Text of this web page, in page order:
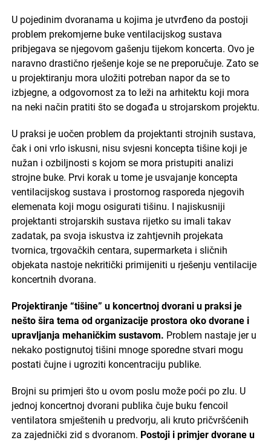
U pojedinim dvoranama u kojima je utvrđeno da postoji
problem prekomjerne buke ventilacijskog sustava
pribjegava se njegovom gašenju tijekom koncerta. Ovo je
naravno drastično rješenje koje se ne preporučuje. Zato se
u projektiranju mora uložiti potreban napor da se to
izbjegne, a odgovornost za to leži na arhitektu koji mora
na neki način pratiti što se događa u strojarskom projektu.
U praksi je uočen problem da projektanti strojnih sustava,
čak i oni vrlo iskusni, nisu svjesni koncepta tišine koji je
nužan i ozbiljnosti s kojom se mora pristupiti analizi
strojne buke. Prvi korak u tome je usvajanje koncepta
ventilacijskog sustava i prostornog rasporeda njegovih
elemenata koji mogu osigurati tišinu. I najiskusniji
projektanti strojarskih sustava rijetko su imali takav
zadatak, pa svoja iskustva iz zahtjevnih projekata
tvornica, trgovačkih centara, supermarketa i sličnih
objekata nastoje nekritički primijeniti u rješenju ventilacije
koncertnih dvorana.
Projektiranje “tišine” u koncertnoj dvorani u praksi je
nešto šira tema od organizacije prostora oko dvorane i
upravljanja mehaničkim sustavom. Problem nastaje jer u
nekako postignutoj tišini mnoge sporedne stvari mogu
postati čujne i ugroziti koncentraciju publike.
Brojni su primjeri što u ovom poslu može poći po zlu. U
jednoj koncertnoj dvorani publika čuje buku fencoil
ventilatora smještenih u predvorju, ali kruto pričvršćenih
za zajednički zid s dvoranom. Postoji i primjer dvorane u